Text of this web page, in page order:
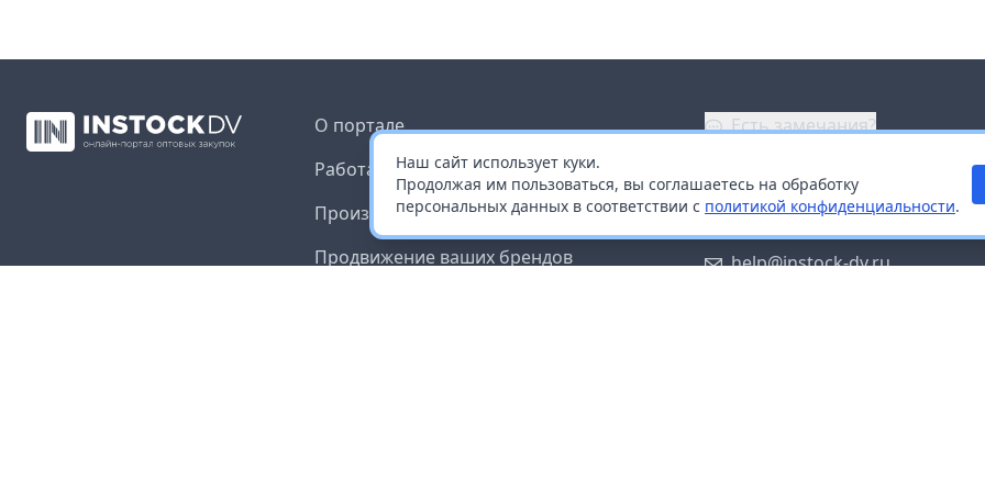
Наш сайт использует куки.
Продолжая им пользоваться, вы соглашаетесь на обработку
персональных данных в соответствии с политикой конфиденциальности.
О портале
Работа с платформой
Производителям и дистрибьюторам
Продвижение ваших брендов
Есть замечания?
Заказать звонок
help@instock-dv.ru